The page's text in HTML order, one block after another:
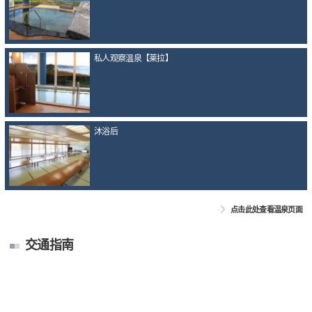
私人观察温泉【莱拉】
沐浴后
点击此处查看温泉页面
交通指南